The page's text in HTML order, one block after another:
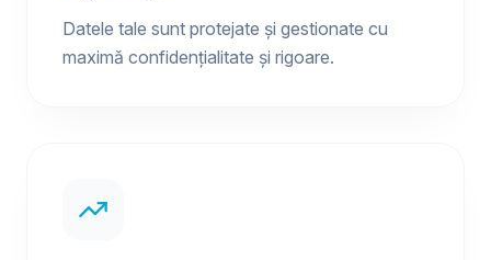
Datele tale sunt protejate și gestionate cu
maximă confidențialitate și rigoare.